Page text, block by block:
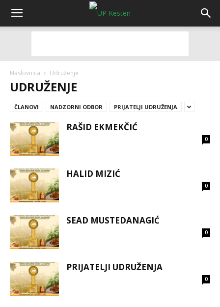
Naslovnica Udruženje
UDRUŽENJE
ČLANOVI NADZORNI ODBOR PRIJATELJI UDRUŽENJA
RAŠID EKMEKČIĆ
0
HALID MIZIĆ
0
SEAD MUSTEDANAGIĆ
0
PRIJATELJI UDRUŽENJA
0